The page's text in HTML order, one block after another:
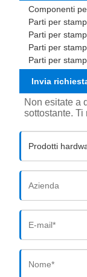
Componenti
Parti per
Parti per
Parti per
Parti per
Invia
Non esitate a
sottostante. Ti